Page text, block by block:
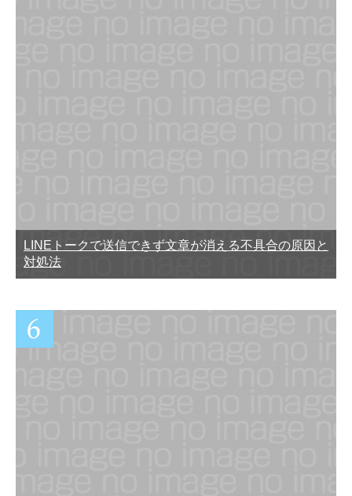
LINEトークで送信できず文章が消える不具合の原因と
対処法